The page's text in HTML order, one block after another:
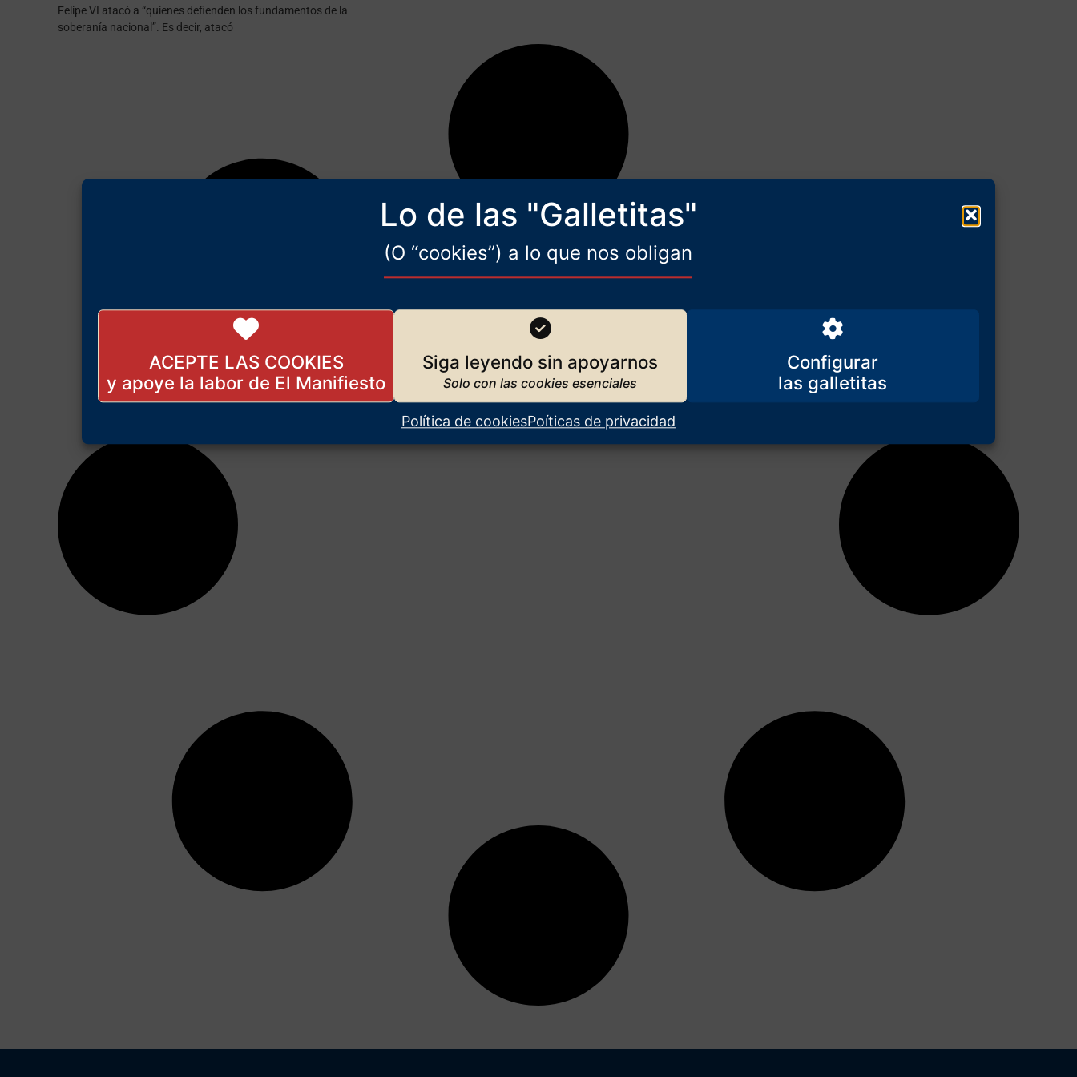
Lo de las "Galletitas"
(O “cookies”) a lo que nos obligan
ACEPTE LAS COOKIES Siga leyendo sin apoyarnos Configurar
Política de cookiesPoíticas de privacidad
Felipe VI atacó a “quienes defienden los fundamentos de la
soberanía nacional”. Es decir, atacó